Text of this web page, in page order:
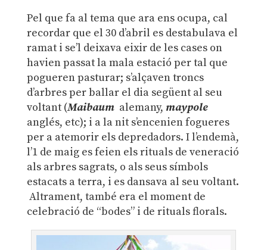
Pel que fa al tema que ara ens ocupa, cal
recordar que el 30 d’abril es destabulava el
ramat i se’l deixava eixir de les cases on
havien passat la mala estació per tal que
pogueren pasturar; s’alçaven troncs
d’arbres per ballar el dia següent al seu
voltant (Maibaumalemany, maypole
anglés, etc); i a la nit s’encenien fogueres
per a atemorir els depredadors. I l’endemà,
l’1 de maig es feien els rituals de veneració
als arbres sagrats, o als seus símbols
estacats a terra, i es dansava al seu voltant.
Altrament, també era el moment de
celebració de “bodes” i de rituals florals.